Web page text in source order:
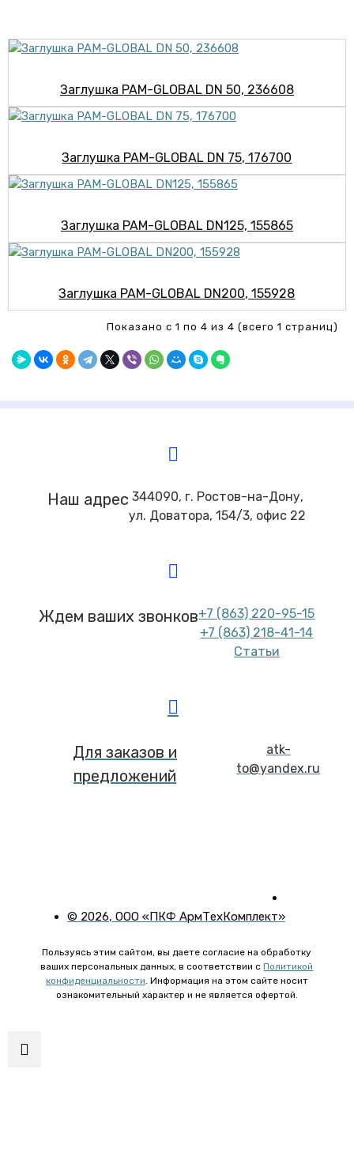
Заглушка PAM-GLOBAL DN 50, 236608
Заглушка PAM-GLOBAL DN 75, 176700
Заглушка PAM-GLOBAL DN125, 155865
Заглушка PAM-GLOBAL DN200, 155928
Показано с 1 по 4 из 4 (всего 1 страниц)
Наш адрес 344090, г. Ростов-на-Дону,
ул. Доватора, 154/3, офис 22
Ждем ваших звонков+7 (863) 220-95-15
+7 (863) 218-41-14
Статьи
Для заказов и
предложений
atk-
to@yandex.ru
© 2026, ООО «ПКФ АрмТехКомплект»
Пользуясь этим сайтом, вы даете согласие на обработку
ваших персональных данных, в соответствии сПолитикой
конфиденциальности. Информация на этом сайте носит
ознакомительный характер и не является офертой.